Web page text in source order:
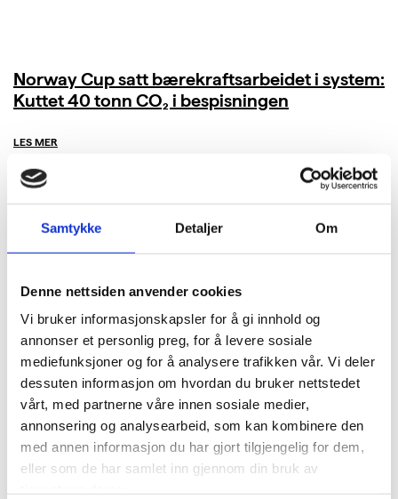
Samtykke Detaljer Om
Denne nettsiden anvender cookies
Vi bruker informasjonskapsler for å gi innhold og
annonser et personlig preg, for å levere sosiale
mediefunksjoner og for å analysere trafikken vår. Vi deler
dessuten informasjon om hvordan du bruker nettstedet
vårt, med partnerne våre innen sosiale medier,
annonsering og analysearbeid, som kan kombinere den
med annen informasjon du har gjort tilgjengelig for dem,
eller som de har samlet inn gjennom din bruk av
Norway Cup satt bærekraftsarbeidet i system:
Kuttet 40 tonn CO₂ i bespisningen
LES MER